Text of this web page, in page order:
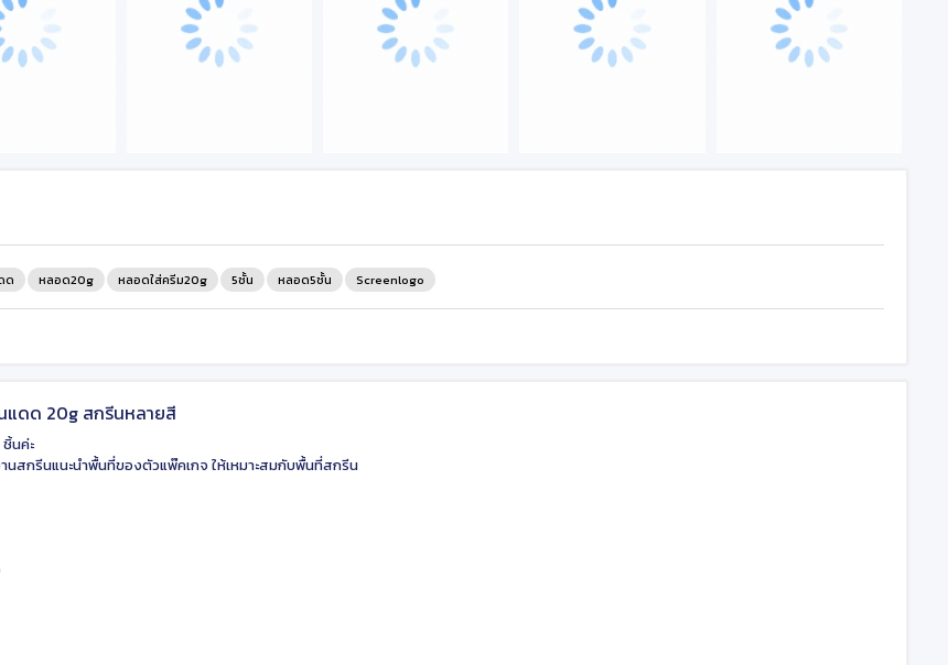
ด หลอด20g หลอดใส่ครีม20g 5ชั้น หลอด5ชั้น Screenlogo
ดด 20g สกรีนหลายสี
นค่ะ
นสกรีนแนะนำพื้นที่ของตัวแพ๊คเกจ ให้เหมาะสมกับพื้นที่สกรีน